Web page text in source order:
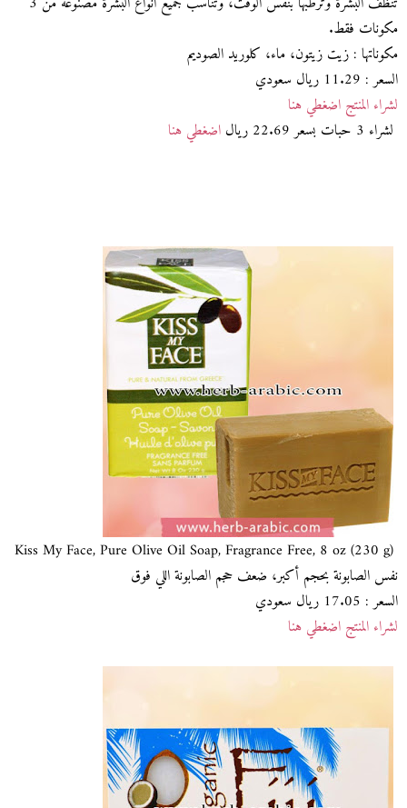
مكونات فقط.
مكوناتها : زيت زيتون، ماء، كلوريد الصوديم
السعر : 11.29 ريال سعودي
لشراء المنتج اضغطي هنا
لشراء 3 حبات بسعر 22.69 ريال
اضغطي هنا
نفس الصابونة بحجم أكبر، ضعف حجم الصابونة اللي فوق
السعر : 17.05 ريال سعودي
لشراء المنتج اضغطي هنا